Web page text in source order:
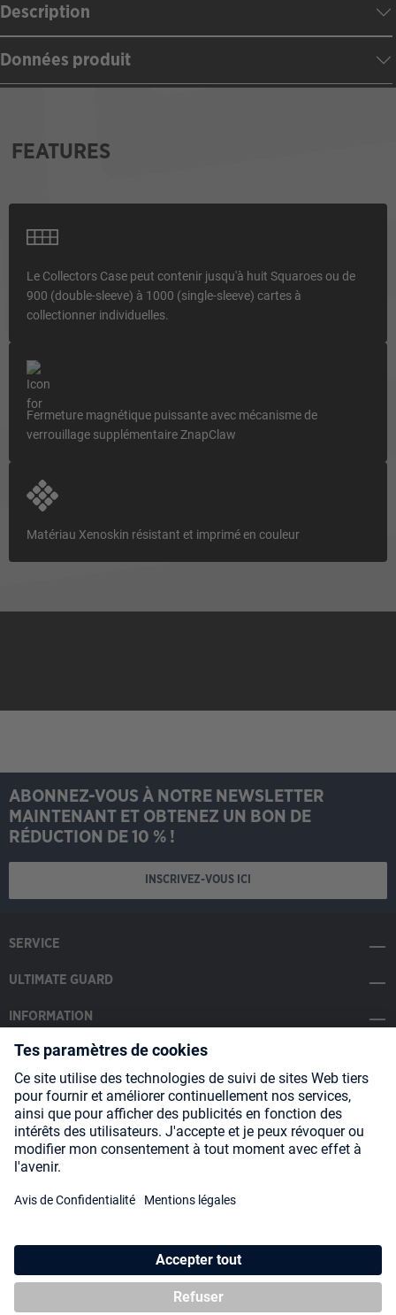
Description
Données produit
FEATURES
Le Collectors Case peut contenir jusqu'à huit Squaroes ou de
900 (double-sleeve) à 1000 (single-sleeve) cartes à
collectionner individuelles.
Fermeture magnétique puissante avec mécanisme de
verrouillage supplémentaire ZnapClaw
Matériau Xenoskin résistant et imprimé en couleur
ABONNEZ-VOUS À NOTRE NEWSLETTER
MAINTENANT ET OBTENEZ UN BON DE
RÉDUCTION DE 10 % !
INSCRIVEZ-VOUS ICI
SERVICE
ULTIMATE GUARD
INFORMATION
SOCIAL MEDIA
Payment Methods
Shipping
Blog